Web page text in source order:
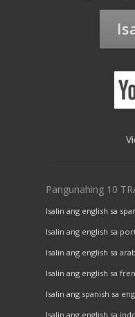
Pangunahing 10
Isalin ang english sa
Isalin ang english sa
Isalin ang english sa
Isalin ang english sa
Isalin ang spanish sa
Isalin ang english sa